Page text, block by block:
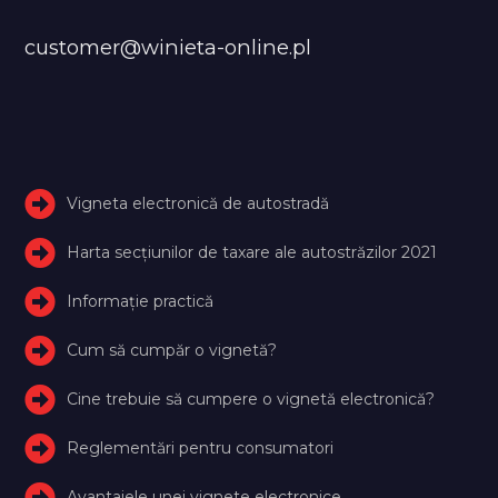
customer@winieta-online.pl
Vigneta electronică de autostradă
Harta secțiunilor de taxare ale autostrăzilor 2021
Informație practică
Cum să cumpăr o vignetă?
Cine trebuie să cumpere o vignetă electronică?
Reglementări pentru consumatori